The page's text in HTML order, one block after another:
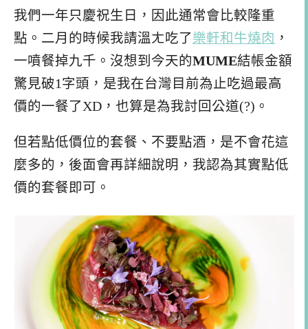
我們一年只慶祝生日，因此通常會比較隆重
點。二月的時候我請溫ㄤ吃了樂軒和牛燒肉 ，
一噴餐掉九千。沒想到今天的MUME結帳金額
驚見破1字頭，是我在台灣目前為止吃過最高
價的一餐了XD，也算是為我討回公道(?)。
但若點低價位的套餐、不要點酒，是不會花這
麼多的，後面會再詳細說明，我認為其實點低
價的套餐即可。